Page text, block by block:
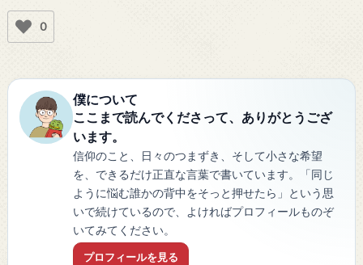
0
僕について
ここまで読んでくださって、ありがとうござ
います。
信仰のこと、日々のつまずき、そして小さな希望
を、できるだけ正直な言葉で書いています。「同じ
ように悩む誰かの背中をそっと押せたら」という思
いで続けているので、よければプロフィールものぞ
いてみてください。
プロフィールを見る